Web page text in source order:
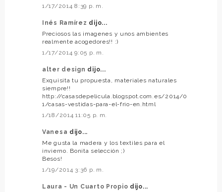
1/17/2014 8:39 p. m.
Inés Ramírez dijo...
Preciosos las imagenes y unos ambientes
realmente acogedores!! :)
1/17/2014 9:05 p. m.
alter design dijo...
Exquisita tu propuesta, materiales naturales
siempre!!
http://casasdepelicula.blogspot.com.es/2014/0
1/casas-vestidas-para-el-frio-en.html
1/18/2014 11:05 p. m.
Vanesa dijo...
Me gusta la madera y los textiles para el
invierno. Bonita selección ;)
Besos!
1/19/2014 3:36 p. m.
Laura - Un Cuarto Propio dijo...